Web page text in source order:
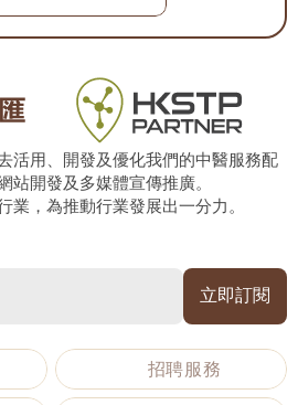
活用、開發及優化我們的中醫服務配
站開發及多媒體宣傳推廣。
業，為推動行業發展出一分力。
招聘服務